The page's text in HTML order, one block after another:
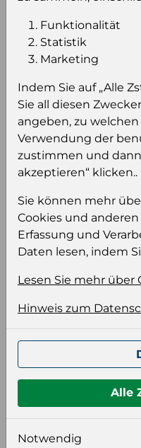
Stückzahl pro
Palette
672
Einloggen
Sie müssen
sehen und/oder
Einloggen
Ihre Produktdatei
Funktionalität
Statistik
Marketing
Indem Sie auf „Alle
Sie all diesen
angeben, zu
Verwendung der
zustimmen und
akzeptieren“ klicken..
Sie können mehr
Cookies und
Erfassung und
Daten lesen, indem
Lesen Sie mehr über
Hinweis zum
Alle
Notwendig